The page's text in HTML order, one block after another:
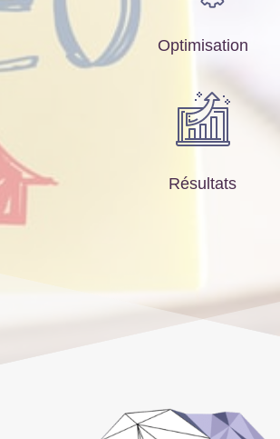
Optimisation
Résultats